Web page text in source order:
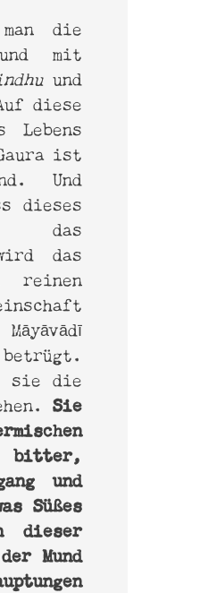
die
mit
und
diese
Lebens
ist
Und
dieses
das
reinen
sie die
Sie
bitter,
und
Süßes
dieser
Mund